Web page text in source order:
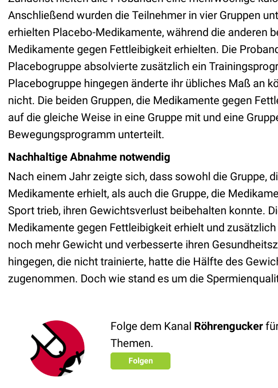
Anschließend wurden die Teilnehmer in vier Gruppen
erhielten Placebo-Medikamente, während die anderen
Medikamente gegen Fettleibigkeit erhielten. Die
Placebogruppe absolvierte zusätzlich ein
Placebogruppe hingegen änderte ihr übliches Maß an
nicht. Die beiden Gruppen, die Medikamente gegen
auf die gleiche Weise in eine Gruppe mit und eine
Bewegungsprogramm unterteilt.
Nachhaltige Abnahme notwendig
Nach einem Jahr zeigte sich, dass sowohl die Gruppe,
Medikamente erhielt, als auch die Gruppe, die
Sport trieb, ihren Gewichtsverlust beibehalten konnte.
Medikamente gegen Fettleibigkeit erhielt und
noch mehr Gewicht und verbesserte ihren
hingegen, die nicht trainierte, hatte die Hälfte des
zugenommen. Doch wie stand es um die
Folge dem Kanal Röhrengucker
Themen.
Folgen